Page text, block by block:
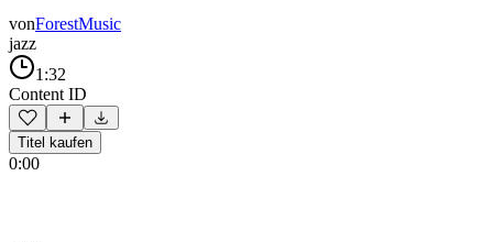
vonForestMusic
jazz
1:32
Content ID
Titel kaufen
0:00